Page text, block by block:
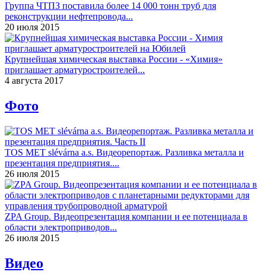
Группа ЧТПЗ поставила более 14 000 тонн труб для
реконструкции нефтепровода...
20 июля 2015
Крупнейшая химическая выставка России - «Химия»
приглашает арматуростроителей...
4 августа 2017
Фото
TOS MET slévárna a.s. Видеорепортаж. Разливка металла и
презентация предприятия....
26 июля 2015
ZPA Group. Видеопрезентация компании и ее потенциала в
области электроприводов...
26 июля 2015
Видео